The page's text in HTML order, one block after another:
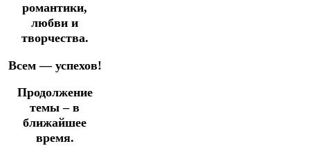
романтики,
любви и
творчества.
Всем — успехов!
Продолжение
темы – в
ближайшее
время.